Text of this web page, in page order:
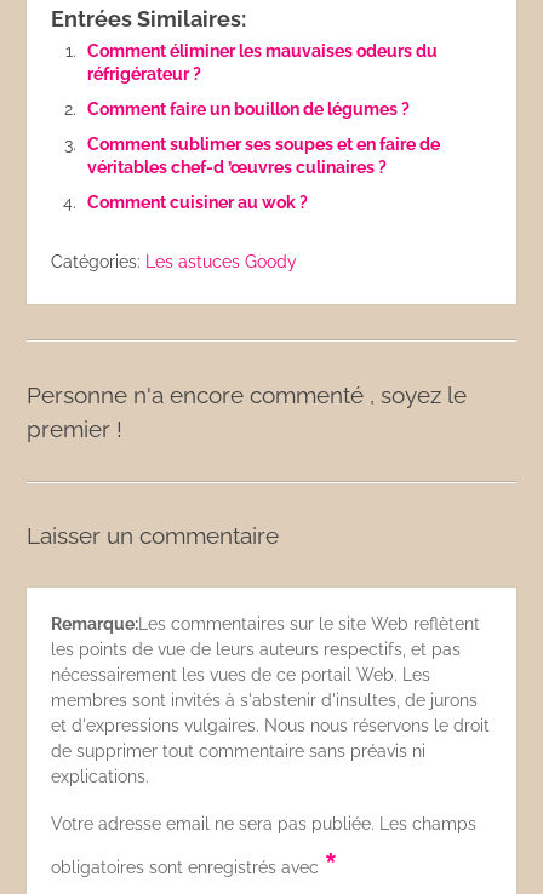
Entrées Similaires:
Comment éliminer les mauvaises odeurs du
réfrigérateur ?
Comment faire un bouillon de légumes ?
Comment sublimer ses soupes et en faire de
véritables chef-d ’œuvres culinaires ?
Comment cuisiner au wok ?
Catégories: Les astuces Goody
Personne n'a encore commenté , soyez le
premier !
Laisser un commentaire
Remarque: Les commentaires sur le site Web reflètent
les points de vue de leurs auteurs respectifs, et pas
nécessairement les vues de ce portail Web. Les
membres sont invités à s'abstenir d'insultes, de jurons
et d'expressions vulgaires. Nous nous réservons le droit
de supprimer tout commentaire sans préavis ni
explications.
Votre adresse email ne sera pas publiée. Les champs
obligatoires sont enregistrés avec *